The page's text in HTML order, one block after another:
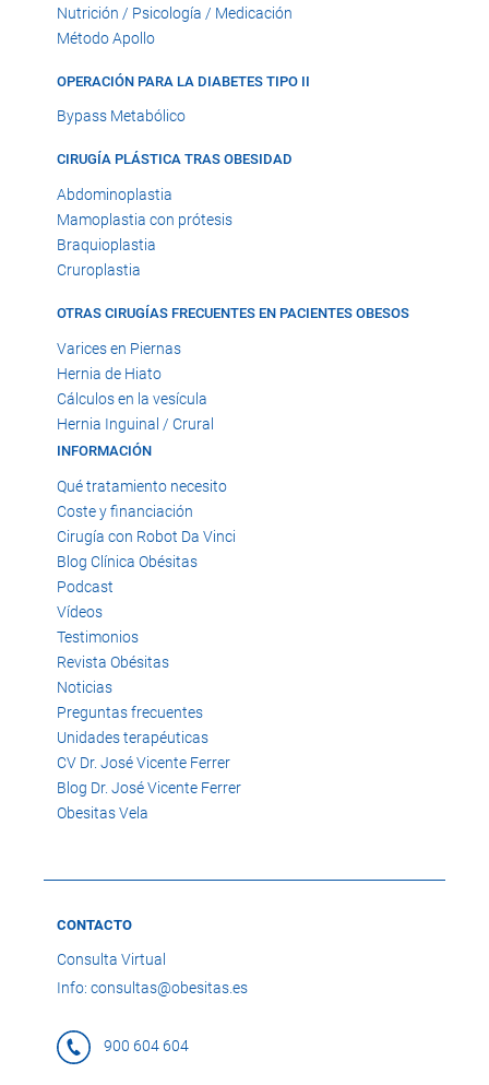
Nutrición / Psicología / Medicación
Método Apollo
OPERACIÓN PARA LA DIABETES TIPO II
Bypass Metabólico
CIRUGÍA PLÁSTICA TRAS OBESIDAD
Abdominoplastia
Mamoplastia con prótesis
Braquioplastia
Cruroplastia
OTRAS CIRUGÍAS FRECUENTES EN PACIENTES OBESOS
Varices en Piernas
Hernia de Hiato
Cálculos en la vesícula
Hernia Inguinal / Crural
INFORMACIÓN
Qué tratamiento necesito
Coste y financiación
Cirugía con Robot Da Vinci
Blog Clínica Obésitas
Podcast
Vídeos
Testimonios
Revista Obésitas
Noticias
Preguntas frecuentes
Unidades terapéuticas
CV Dr. José Vicente Ferrer
Blog Dr. José Vicente Ferrer
Obesitas Vela
CONTACTO
Consulta Virtual
Info: consultas@obesitas.es
900 604 604